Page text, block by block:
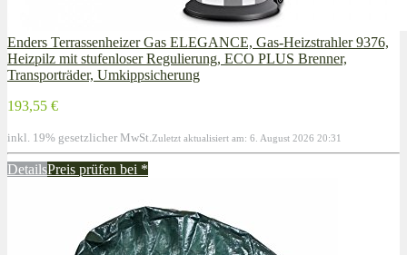
Enders Terrassenheizer Gas ELEGANCE, Gas-Heizstrahler 9376,
Heizpilz mit stufenloser Regulierung, ECO PLUS Brenner,
Transporträder, Umkippsicherung
193,55 €
inkl. 19% gesetzlicher MwSt. Zuletzt aktualisiert am: 6. August 2026 20:31
DetailsPreis prüfen bei *